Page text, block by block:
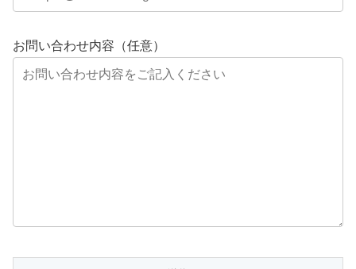
お問い合わせ内容（任意）